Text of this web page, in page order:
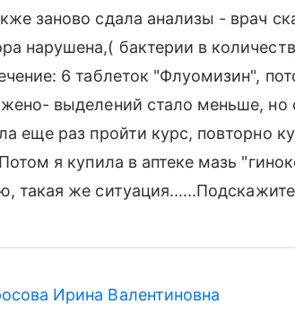
заново сдала анализы - врач
нарушена,( бактерии в
6 таблеток "Флуомизин",
выделений стало меньше, но
еще раз пройти курс, повторно
я купила в аптеке мазь
такая же
Ирина Валентиновна